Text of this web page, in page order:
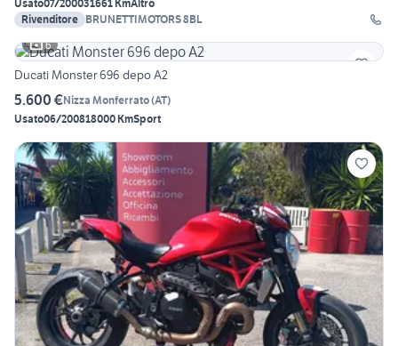
Usato07/200031661 KmAltro
Rivenditore BRUNETTIMOTORS 8BL
6
Ducati Monster 696 depo A2
5.600 €Nizza Monferrato(AT)
Usato06/200818000 KmSport